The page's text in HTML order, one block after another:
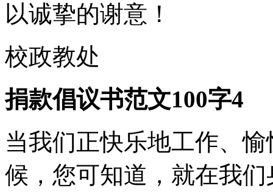
以诚挚的谢意！
校政教处
捐款倡议书范文100字4
当我们正快乐地工作、
候，您可知道，就在我